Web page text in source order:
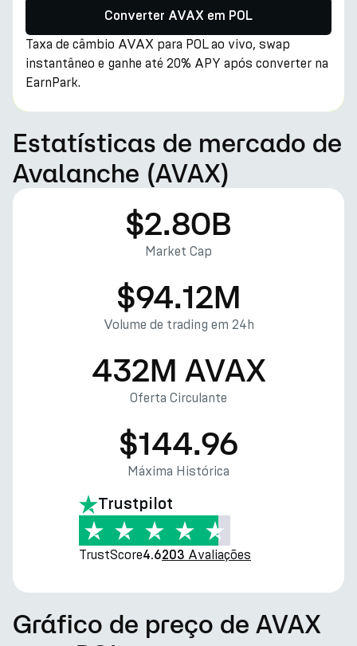
Converter AVAX em POL
Taxa de câmbio AVAX para POL ao vivo, swap
instantâneo e ganhe até 20% APY após converter na
EarnPark.
Estatísticas de mercado de
Avalanche (AVAX)
$2.80B
Market Cap
$94.12M
Volume de trading em 24h
432M AVAX
Oferta Circulante
$144.96
Máxima Histórica
Trustpilot
TrustScore4.6203 Avaliações
Gráfico de preço de AVAX